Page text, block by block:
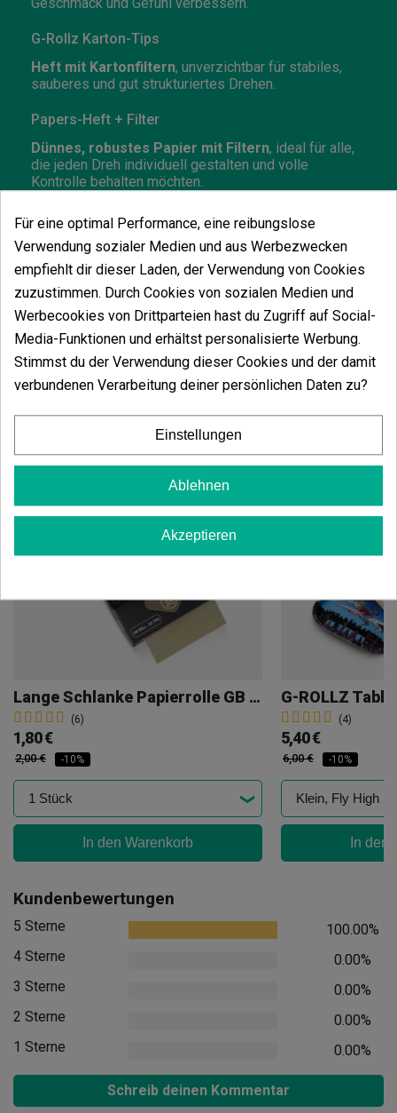
G-Rollz Karton-Tips
Heft mit Kartonfiltern, unverzichtbar für stabiles,
sauberes und gut strukturiertes Drehen.
Papers-Heft + Filter
Dünnes, robustes Papier mit Filtern, ideal für alle,
die jeden Dreh individuell gestalten und volle
Kontrolle behalten möchten.
G-Rollz 2-teiliges Grinder (53 mm)
Kompakter, funktionaler Grinder , entwickelt für
schnelles und gleichmäßiges Zerkleinern – praktisch
für zu Hause und unterwegs.
Vielleicht gefällt Ihnen auch
Lange Schlanke Papierrolle GB 5m + 50 Filter
(6)
1,80 €
2,00 € -10%
In den Warenkorb
G-ROLLZ
(4)
5,40 €
6,00 € -10%
In den
Kundenbewertungen
5 Sterne
100.00%
4 Sterne
0.00%
3 Sterne
0.00%
2 Sterne
0.00%
1 Sterne
0.00%
Schreib deinen Kommentar
Für eine optimal Performance, eine reibungslose
Verwendung sozialer Medien und aus Werbezwecken
empfiehlt dir dieser Laden, der Verwendung von Cookies
zuzustimmen. Durch Cookies von sozialen Medien und
Werbecookies von Drittparteien hast du Zugriff auf Social-
Media-Funktionen und erhältst personalisierte Werbung.
Stimmst du der Verwendung dieser Cookies und der damit
verbundenen Verarbeitung deiner persönlichen Daten zu?
Einstellungen
Ablehnen
Akzeptieren